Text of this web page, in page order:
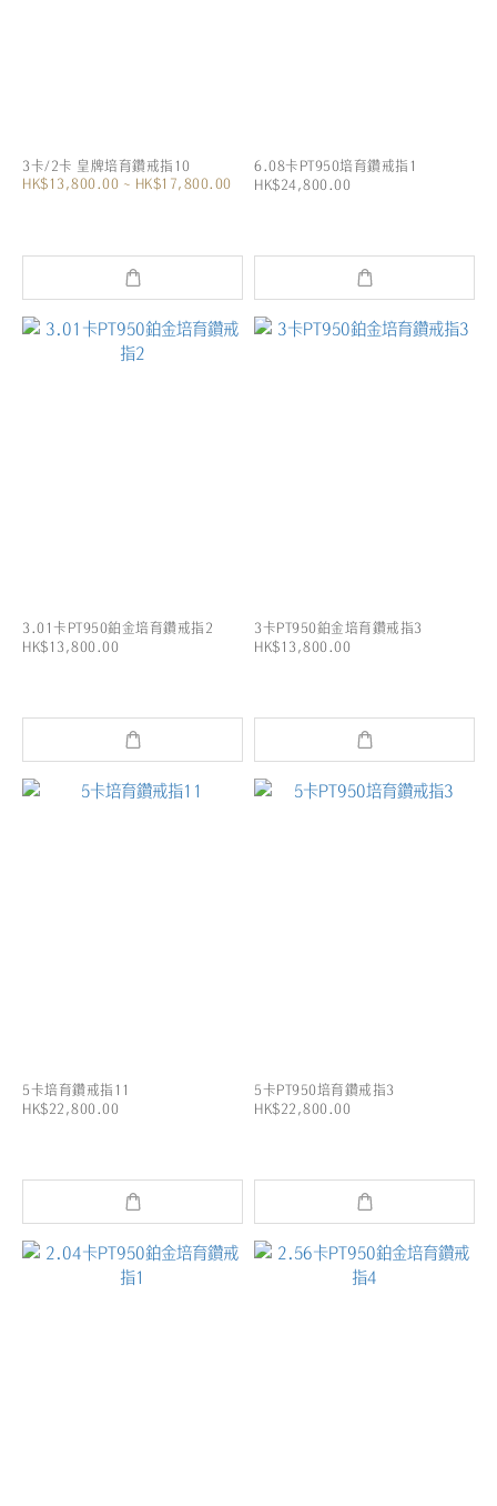
3卡/2卡 皇牌培育鑽戒指10
HK$13,800.00 ~ HK$17,800.00
6.08卡PT950培育鑽戒指1
HK$24,800.00
3.01卡PT950鉑金培育鑽戒指2
HK$13,800.00
3卡PT950鉑金培育鑽戒指3
HK$13,800.00
5卡培育鑽戒指11
HK$22,800.00
5卡PT950培育鑽戒指3
HK$22,800.00